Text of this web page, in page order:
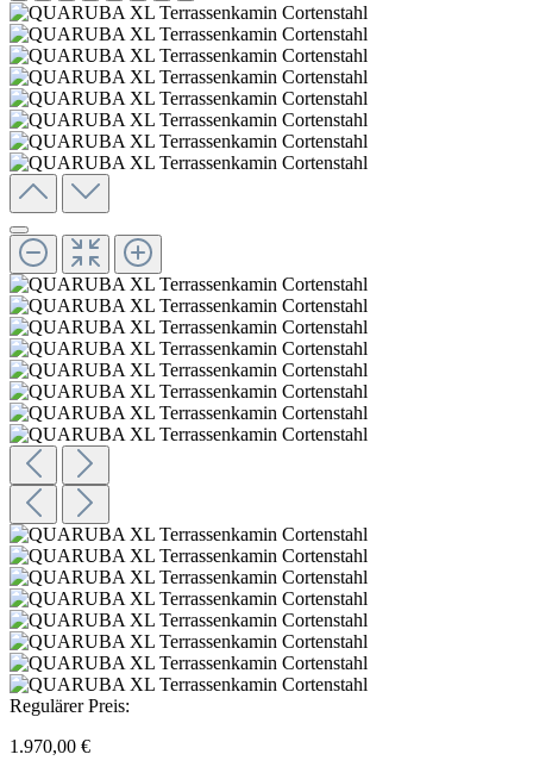
Regulärer Preis:
1.970,00 €